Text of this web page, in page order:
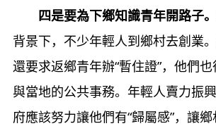
四是要為下鄉知識青年開路子。
背景下，不少年輕人到鄉村去創業。
還要求返鄉青年辦“暫住證”，他們
與當地的公共事務。年輕人賣力振
府應該努力讓他們有“歸屬感”，讓